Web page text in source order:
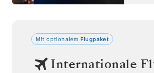
Mit optionalem Flugpaket
Internationale